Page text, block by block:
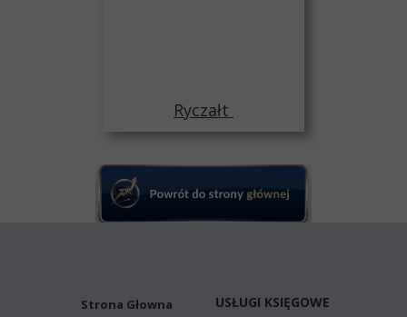
Ryczałt
Strona Głowna USŁUGI KSIĘGOWE